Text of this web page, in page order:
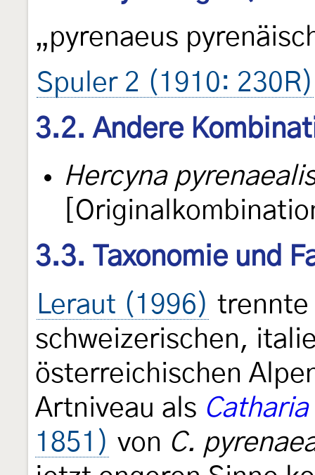
„pyrenaeus
Spuler 2 (1910: 230R)
3.2. Andere
Hercyna
3.3. Taxonomie und
Leraut (1996) trennte
schweizerischen,
österreichischen
Artniveau als
1851) von C.